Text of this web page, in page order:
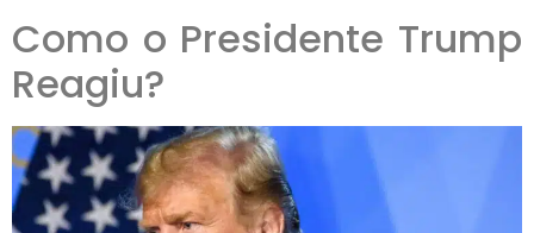
Como o Presidente Trump
Reagiu?